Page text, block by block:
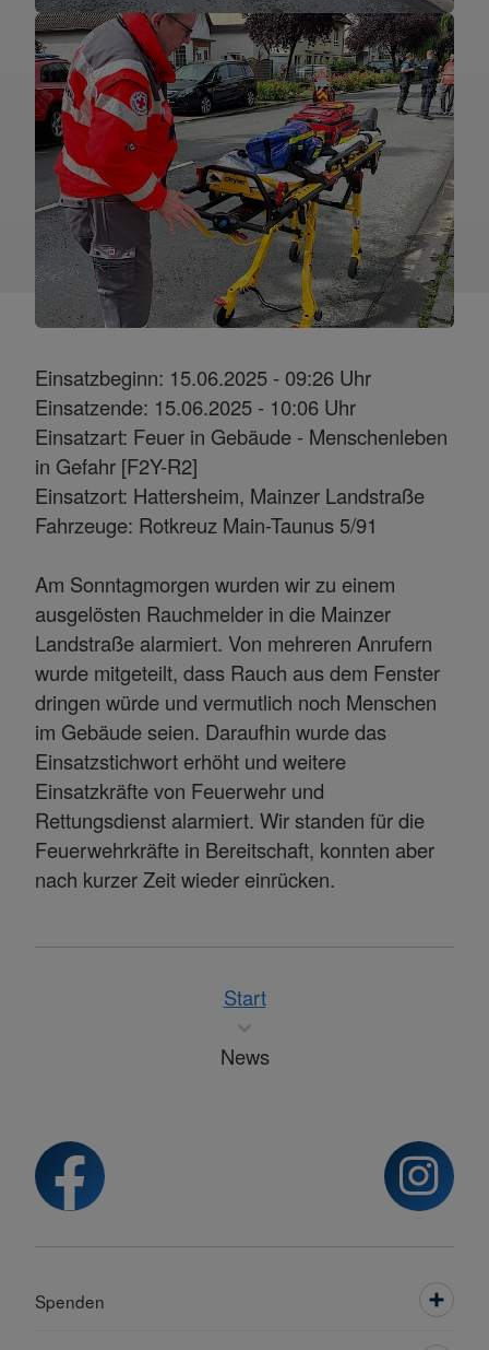
Einsatzbeginn: 15.06.2025 - 09:26 Uhr
Einsatzende: 15.06.2025 - 10:06 Uhr
Einsatzart: Feuer in Gebäude - Menschenleben
in Gefahr [F2Y-R2]
Einsatzort: Hattersheim, Mainzer Landstraße
Fahrzeuge: Rotkreuz Main-Taunus 5/91
Am Sonntagmorgen wurden wir zu einem
ausgelösten Rauchmelder in die Mainzer
Landstraße alarmiert. Von mehreren Anrufern
wurde mitgeteilt, dass Rauch aus dem Fenster
dringen würde und vermutlich noch Menschen
im Gebäude seien. Daraufhin wurde das
Einsatzstichwort erhöht und weitere
Einsatzkräfte von Feuerwehr und
Rettungsdienst alarmiert. Wir standen für die
Feuerwehrkräfte in Bereitschaft, konnten aber
nach kurzer Zeit wieder einrücken.
Start
News
Spenden